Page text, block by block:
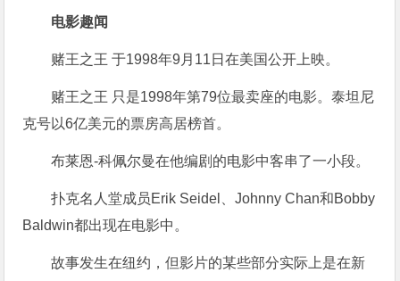
电影趣闻
赌王之王 于1998年9月11日在美国公开上映。
赌王之王 只是1998年第79位最卖座的电影。泰坦尼
克号以6亿美元的票房高居榜首。
布莱恩-科佩尔曼在他编剧的电影中客串了一小段。
扑克名人堂成员Erik Seidel、Johnny Chan和Bobby
Baldwin都出现在电影中。
故事发生在纽约，但影片的某些部分实际上是在新